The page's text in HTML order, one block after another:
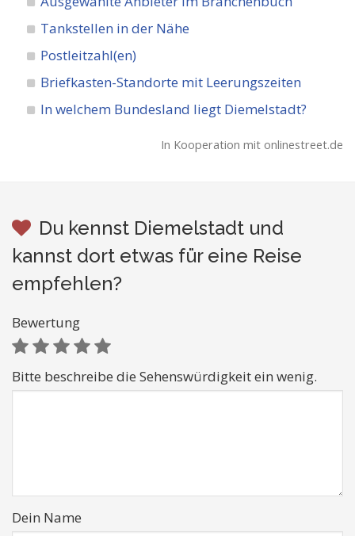
Tankstellen in der Nähe
Postleitzahl(en)
Briefkasten-Standorte mit Leerungszeiten
In welchem Bundesland liegt Diemelstadt?
In Kooperation mit onlinestreet.de
Du kennst Diemelstadt und
kannst dort etwas für eine Reise
empfehlen?
Bewertung
Bitte beschreibe die Sehenswürdigkeit ein wenig.
Dein Name